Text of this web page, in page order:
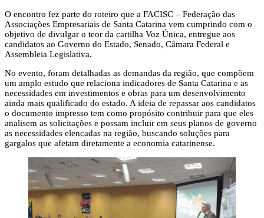
O encontro fez parte do roteiro que a FACISC – Federação das
Associações Empresariais de Santa Catarina vem cumprindo com o
objetivo de divulgar o teor da cartilha Voz Única, entregue aos
candidatos ao Governo do Estado, Senado, Câmara Federal e
Assembleia Legislativa.
No evento, foram detalhadas as demandas da região, que compõem
um amplo estudo que relaciona indicadores de Santa Catarina e as
necessidades em investimentos e obras para um desenvolvimento
ainda mais qualificado do estado. A ideia de repassar aos candidatos
o documento impresso tem como propósito contribuir para que eles
analisem as solicitações e possam incluir em seus planos de governo
as necessidades elencadas na região, buscando soluções para
gargalos que afetam diretamente a economia catarinense.